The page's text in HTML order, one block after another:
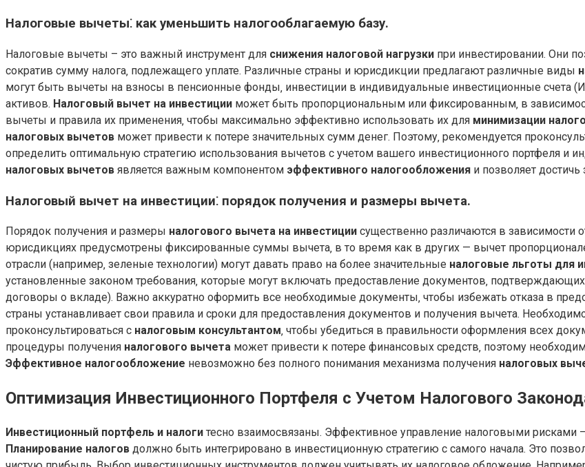
Налоговые вычеты⁚ как уменьшить налогооблагаемую базу.
Налоговые вычеты – это важный инструмент для снижения налоговой нагрузки при инвестировании. Они
сократив сумму налога‚ подлежащего уплате. Различные страны и юрисдикции предлагают различные виды
могут быть вычеты на взносы в пенсионные фонды‚ инвестиции в индивидуальные инвестиционные счета
активов. Налоговый вычет на инвестиции может быть пропорциональным или фиксированным‚ в
вычеты и правила их применения‚ чтобы максимально эффективно использовать их для минимизации
налоговых вычетов может привести к потере значительных сумм денег. Поэтому‚ рекомендуется
определить оптимальную стратегию использования вычетов с учетом вашего инвестиционного портфеля и
налоговых вычетов является важным компонентом эффективного налогообложения и позволяет достичь
Налоговый вычет на инвестиции⁚ порядок получения и размеры вычета.
Порядок получения и размеры налогового вычета на инвестиции существенно различаются в зависимости
юрисдикциях предусмотрены фиксированные суммы вычета‚ в то время как в других — вычет
отрасли (например‚ зеленые технологии) могут давать право на более значительные налоговые льготы для
установленные законом требования‚ которые могут включать предоставление документов‚
договоры о вкладе). Важно аккуратно оформить все необходимые документы‚ чтобы избежать отказа в
страны устанавливает свои правила и сроки для предоставления документов и получения вычета.
проконсультироваться с налоговым консультантом‚ чтобы убедиться в правильности оформления всех
процедуры получения налогового вычета может привести к потере финансовых средств‚ поэтому
Эффективное налогообложение невозможно без полного понимания механизма получения налоговых
Оптимизация Инвестиционного Портфеля с Учетом Налогового
Инвестиционный портфель и налоги тесно взаимосвязаны. Эффективное управление налоговыми рисками
Планирование налогов должно быть интегрировано в инвестиционную стратегию с самого начала. Это